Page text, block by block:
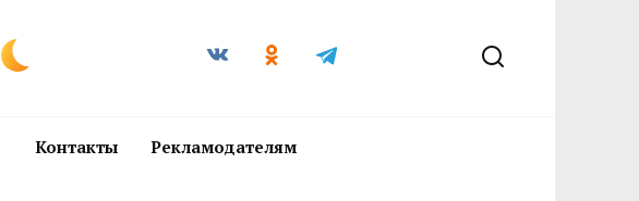
Контакты Рекламодателям